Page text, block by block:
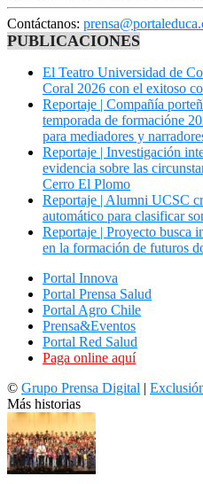
Contáctanos:
PUBLICACIONES
El Teatro Universidad de
Coral 2026 con el exitoso
Reportaje | Compañía
temporada de formacióne
para mediadores y
Reportaje | Investigación
evidencia sobre las
Cerro El Plomo
Reportaje | Alumni UCSC
automático para clasificar
Reportaje | Proyecto busca
en la formación de futuros
Portal Innova
Portal Prensa Salud
Portal Agro Chile
Prensa&Eventos
Portal Red Salud
Paga online aquí
© Grupo Prensa Digital |
Más historias